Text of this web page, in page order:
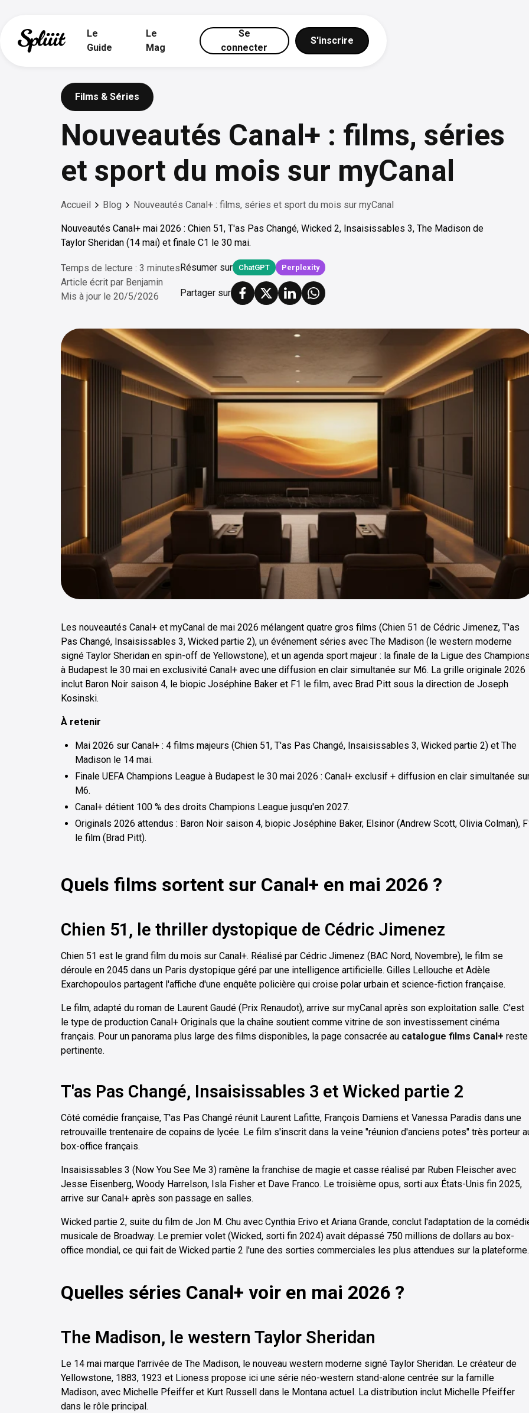
Le
Guide
Le
Mag
Se
connecter
S'inscrire
Films & Séries
Nouveautés Canal+ : films, séries
et sport du mois sur myCanal
Accueil Blog Nouveautés Canal+ : films, séries et sport du mois sur myCanal
Nouveautés Canal+ mai 2026 : Chien 51, T'as Pas Changé, Wicked 2, Insaisissables 3, The Madison de
Taylor Sheridan (14 mai) et finale C1 le 30 mai.
Temps de lecture : 3 minutes
Article écrit par Benjamin
Mis à jour le 20/5/2026
Résumer sur ChatGPT Perplexity
Partager sur
Les nouveautés Canal+ et myCanal de mai 2026 mélangent quatre gros films (Chien 51 de Cédric Jimenez, T'as
Pas Changé, Insaisissables 3, Wicked partie 2), un événement séries avec The Madison (le western moderne
signé Taylor Sheridan en spin-off de Yellowstone), et un agenda sport majeur : la finale de la Ligue des
à Budapest le 30 mai en exclusivité Canal+ avec une diffusion en clair simultanée sur M6. La grille originale 2026
inclut Baron Noir saison 4, le biopic Joséphine Baker et F1 le film, avec Brad Pitt sous la direction de Joseph
Kosinski.
À retenir
Mai 2026 sur Canal+ : 4 films majeurs (Chien 51, T'as Pas Changé, Insaisissables 3, Wicked partie 2) et The
Madison le 14 mai.
Finale UEFA Champions League à Budapest le 30 mai 2026 : Canal+ exclusif + diffusion en clair simultanée
M6.
Canal+ détient 100 % des droits Champions League jusqu'en 2027.
Originals 2026 attendus : Baron Noir saison 4, biopic Joséphine Baker, Elsinor (Andrew Scott, Olivia Colman),
le film (Brad Pitt).
Quels films sortent sur Canal+ en mai 2026 ?
Chien 51, le thriller dystopique de Cédric Jimenez
Chien 51 est le grand film du mois sur Canal+. Réalisé par Cédric Jimenez (BAC Nord, Novembre), le film se
déroule en 2045 dans un Paris dystopique géré par une intelligence artificielle. Gilles Lellouche et Adèle
Exarchopoulos partagent l'affiche d'une enquête policière qui croise polar urbain et science-fiction française.
Le film, adapté du roman de Laurent Gaudé (Prix Renaudot), arrive sur myCanal après son exploitation salle. C'est
le type de production Canal+ Originals que la chaîne soutient comme vitrine de son investissement cinéma
français. Pour un panorama plus large des films disponibles, la page consacrée au catalogue films Canal+ reste
pertinente.
T'as Pas Changé, Insaisissables 3 et Wicked partie 2
Côté comédie française, T'as Pas Changé réunit Laurent Lafitte, François Damiens et Vanessa Paradis dans une
retrouvaille trentenaire de copains de lycée. Le film s'inscrit dans la veine "réunion d'anciens potes" très porteur
box-office français.
Insaisissables 3 (Now You See Me 3) ramène la franchise de magie et casse réalisé par Ruben Fleischer avec
Jesse Eisenberg, Woody Harrelson, Isla Fisher et Dave Franco. Le troisième opus, sorti aux États-Unis fin 2025,
arrive sur Canal+ après son passage en salles.
Wicked partie 2, suite du film de Jon M. Chu avec Cynthia Erivo et Ariana Grande, conclut l'adaptation de la
musicale de Broadway. Le premier volet (Wicked, sorti fin 2024) avait dépassé 750 millions de dollars au box-
office mondial, ce qui fait de Wicked partie 2 l'une des sorties commerciales les plus attendues sur la plateforme.
Quelles séries Canal+ voir en mai 2026 ?
The Madison, le western Taylor Sheridan
Le 14 mai marque l'arrivée de The Madison, le nouveau western moderne signé Taylor Sheridan. Le créateur de
Yellowstone, 1883, 1923 et Lioness propose ici une série néo-western stand-alone centrée sur la famille
Madison, avec Michelle Pfeiffer et Kurt Russell dans le Montana actuel. La distribution inclut Michelle Pfeiffer
dans le rôle principal.